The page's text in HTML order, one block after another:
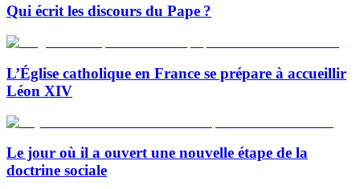
Qui écrit les discours du Pape ?
L’Église catholique en France se prépare à accueillir
Léon XIV
Le jour où il a ouvert une nouvelle étape de la
doctrine sociale